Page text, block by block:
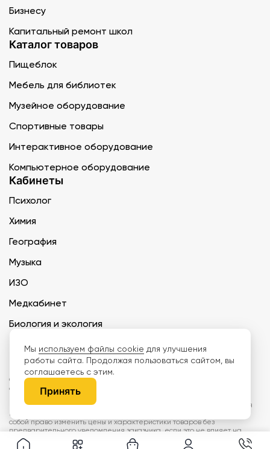
Бизнесу
Капитальный ремонт школ
Каталог товаров
Пищеблок
Мебель для библиотек
Музейное оборудование
Спортивные товары
Интерактивное оборудование
Компьютерное оборудование
Кабинеты
Психолог
Химия
География
Музыка
ИЗО
Медкабинет
Биология и экология
Технология
ООО «Дети наше будущее» ИНН 6671165273 ОГРН 1216600030250 КПП
667101001 БИК 046577674
Информация на сайте не является публичной офертой. Изображения
могут отличаться от поставляемых товаров. Поставщик оставляет за
собой право изменить цены и характеристики товаров без
предварительного уведомления заказчика, если это не влияет на
качество поставляемой продукции. Мы используем cookie, чтобы делать
сайт лучше. Пользуясь сайтом, вы соглашаетесь справилами
Мы используем файлы cookie для улучшения
работы сайта. Продолжая пользоваться сайтом, вы
соглашаетесь с этим.
Принять